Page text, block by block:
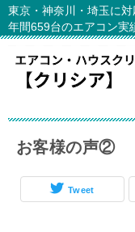
東京・神奈川・埼玉に対
年間659台のエアコン実
お客様の声②
Tweet